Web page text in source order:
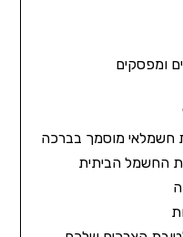
ומפסקים
חשמלאי מוסמך בברכה
החשמל הביתית